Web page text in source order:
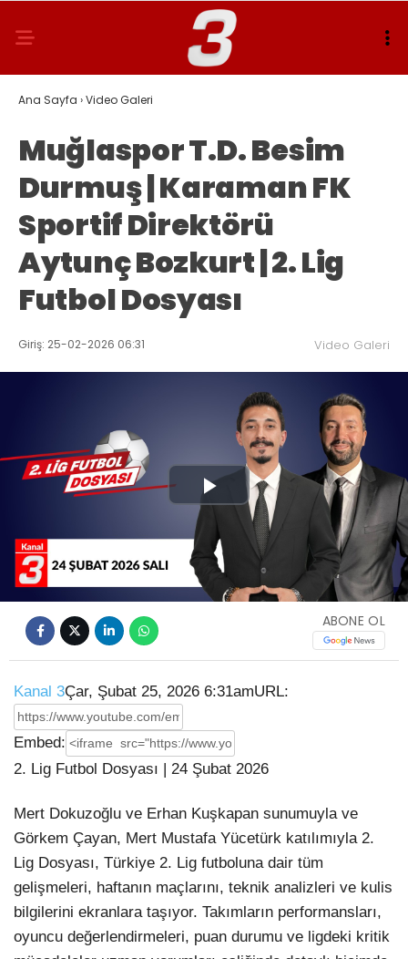
Ana Sayfa ›Video Galeri
Muğlaspor T.D. Besim
Durmuş | Karaman FK
Sportif Direktörü
Aytunç Bozkurt | 2. Lig
Futbol Dosyası
Giriş: 25-02-2026 06:31 Video Galeri
Play
Video
ABONE OL
Kanal 3Çar, Şubat 25, 2026 6:31amURL:
Embed:
2. Lig Futbol Dosyası | 24 Şubat 2026
Mert Dokuzoğlu ve Erhan Kuşkapan sunumuyla ve
Görkem Çayan, Mert Mustafa Yücetürk katılımıyla 2.
Lig Dosyası, Türkiye 2. Lig futboluna dair tüm
gelişmeleri, haftanın maçlarını, teknik analizleri ve kulis
bilgilerini ekranlara taşıyor. Takımların performansları,
oyuncu değerlendirmeleri, puan durumu ve ligdeki kritik